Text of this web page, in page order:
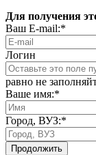
Для получения
Ваш E-mail:*
Логин
равно не
Ваше имя:*
Город, ВУЗ:*
Продолжить